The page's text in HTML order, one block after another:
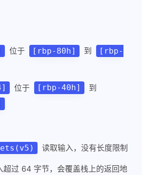
中的内容（函数地址），共9个字符（
示符 ">"
">", 1uLL);
入读取数据到 v5 数组（存在缓冲区
位于 [rbp-80h] 到
[rbp-
位于 [rbp-40h] 到
读取输入，没有长度限制
超过 64 字节，会覆盖栈上的返回地